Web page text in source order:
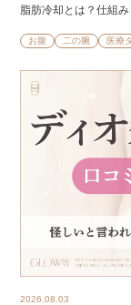
脂肪冷却とは？仕組
お腹 二の腕 医療
2026.08.03